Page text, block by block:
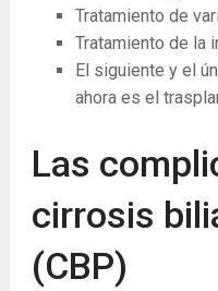
Tratamiento de
Tratamiento de la
El siguiente y el
ahora es el
Las
cirrosis
(CBP)